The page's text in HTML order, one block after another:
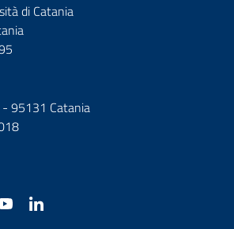
di Catania
- 95131 Catania